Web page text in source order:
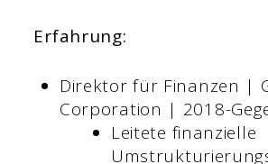
Erfahrung:
Direktor für Finanzen |
Corporation | 2018-
Leitete finanzielle